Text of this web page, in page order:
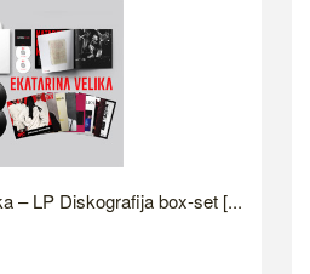
– LP Diskografija box-set [...